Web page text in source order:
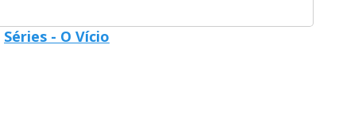
Séries - O Vício